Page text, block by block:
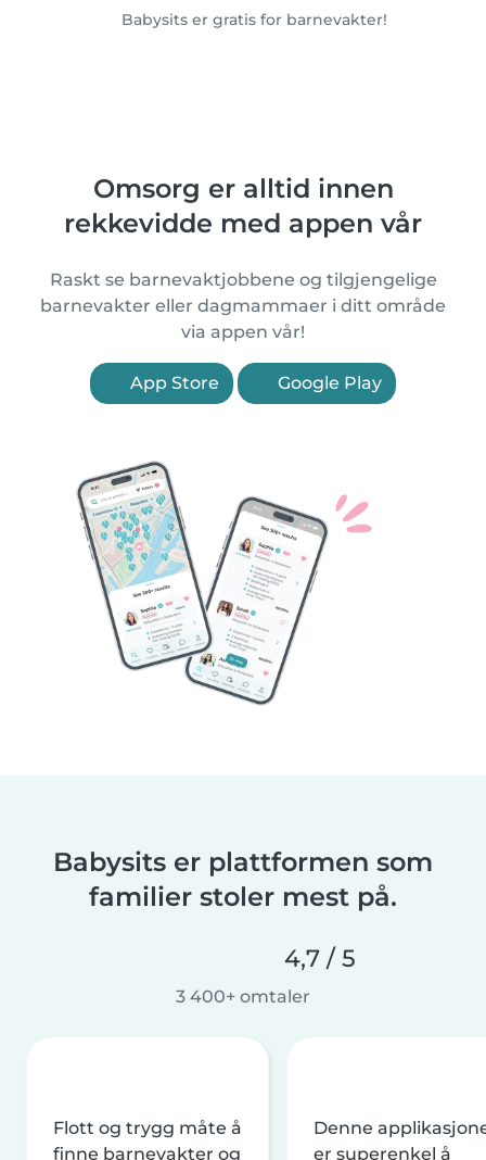
Babysits er gratis for barnevakter!
Omsorg er alltid innen
rekkevidde med appen vår
Raskt se barnevaktjobbene og tilgjengelige
barnevakter eller dagmammaer i ditt område
via appen vår!
App Store Google Play
Babysits er plattformen som
familier stoler mest på.
4,7 / 5
3 400+ omtaler
Flott og trygg måte å
finne barnevakter og
Denne
er superenkel å